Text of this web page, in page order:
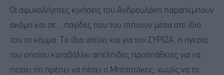
Οι αψυχολόγητες κινήσεις του Ανδρουλάκη παραπέμπουν
ακόμη και σε... παγίδες που του στήνουν μέσα στο ίδιο
του το κόμμα. Το ίδιο ισχύει και για τον ΣΥΡΙΖΑ, η ηγεσία
του οποίου καταβάλλει απέλπιδες προσπάθειες για να
πείσει ότι πρέπει να πέσει ο Μητσοτάκης, χωρίς να το